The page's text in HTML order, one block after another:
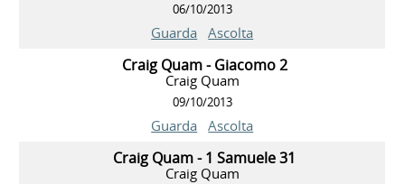
06/10/2013
Guarda Ascolta
Craig Quam - Giacomo 2
Craig Quam
09/10/2013
Guarda Ascolta
Craig Quam - 1 Samuele 31
Craig Quam